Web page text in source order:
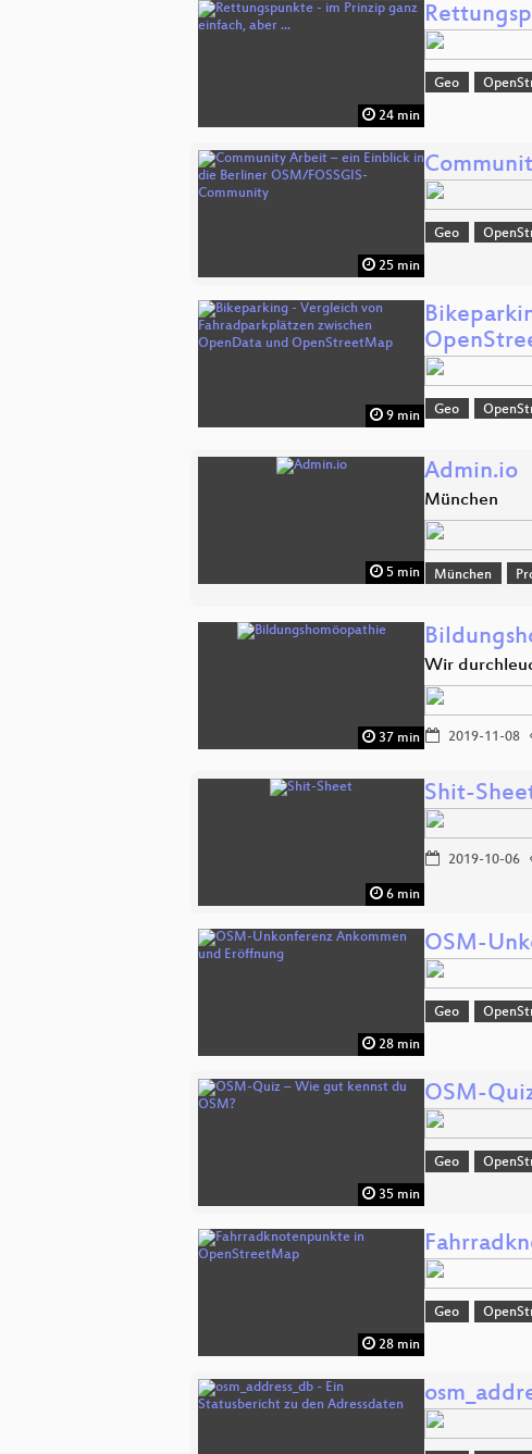
24 min
Geo
25 min
Geo
9 min Geo
5 min
Admin.io
München
München
37 min
Wir
2019-11-08
6 min
Shit-
2019-10-06
28 min
OSM-
Geo
35 min
OSM-
Geo
28 min
Geo